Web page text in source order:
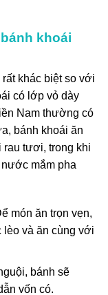
khoái
khác biệt so với
có lớp vỏ dày
Nam thường có
bánh khoái ăn
rau tươi, trong khi
mắm pha
món ăn trọn vẹn,
lèo và ăn cùng với
bánh sẽ
vốn có.